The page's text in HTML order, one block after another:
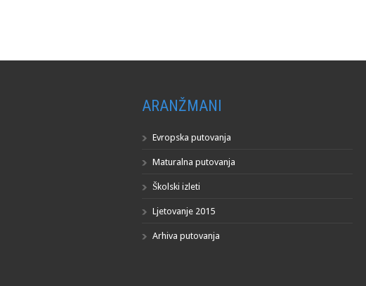
ARANŽMANI
Evropska putovanja
Maturalna putovanja
Školski izleti
Ljetovanje 2015
Arhiva putovanja